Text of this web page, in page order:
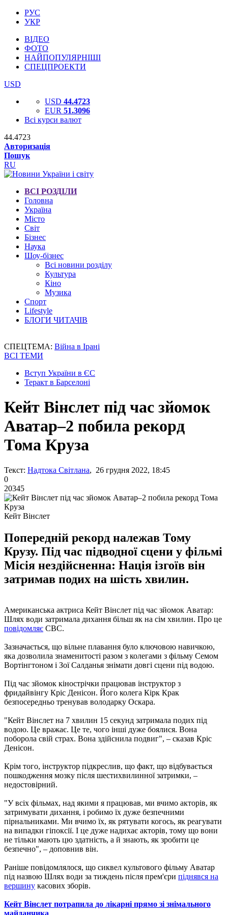
РУС
УКР
ВІДЕО
ФОТО
НАЙПОПУЛЯРНІШІ
СПЕЦПРОЕКТИ
USD
USD 44.4723
EUR 51.3096
Всі курси валют
44.4723
Авторизація
Пошук
RU
ВСІ РОЗДІЛИ
Головна
Україна
Місто
Світ
Бізнес
Наука
Шоу-бізнес
Всі новини розділу
Культура
Кіно
Музика
Спорт
Lifestyle
БЛОГИ ЧИТАЧІВ
СПЕЦТЕМА: Війна в Ірані
ВСІ ТЕМИ
Вступ України в ЄС
Теракт в Барселоні
Кейт Вінслет під час зйомок
Аватар–2 побила рекорд
Тома Круза
Текст: Надтока Світлана, 26 грудня 2022, 18:45
0
20345
Кейт Вінслет
Попередній рекорд належав Тому
Крузу. Під час підводної сцени у фільмі
Місія нездійсненна: Нація ізгоїв він
затримав подих на шість хвилин.
Американська актриса Кейт Вінслет під час зйомок Аватар:
Шлях води затримала дихання більш як на сім хвилин. Про це
повідомляє CBC.
Зазначається, що вільне плавання було ключовою навичкою,
яка дозволила знаменитості разом з колегами з фільму Семом
Вортінгтоном і Зої Салданья знімати довгі сцени під водою.
Під час зйомок кінострічки працював інструктор з
фридайвінгу Кріс Денісон. Його колега Кірк Крак
безпосередньо тренував володарку Оскара.
"Кейт Вінслет на 7 хвилин 15 секунд затримала подих під
водою. Це вражає. Це те, чого інші дуже боялися. Вона
поборола свій страх. Вона здійснила подвиг", – сказав Кріс
Денісон.
Крім того, інструктор підкреслив, що факт, що відбувається
пошкодження мозку після шестихвилинної затримки, –
недостовірний.
"У всіх фільмах, над якими я працював, ми вчимо акторів, як
затримувати дихання, і робимо їх дуже безпечними
пірнальниками. Ми вчимо їх, як рятувати когось, як реагувати
на випадки гіпоксії. І це дуже надихає акторів, тому що вони
не тільки мають цю здатність, а й знають, як зробити це
безпечно", – доповнив він.
Раніше повідомлялося, що сиквел культового фільму Аватар
під назвою Шлях води за тиждень після прем'єри піднявся на
вершину касових зборів.
Кейт Вінслет потрапила до лікарні прямо зі знімального
майданчика